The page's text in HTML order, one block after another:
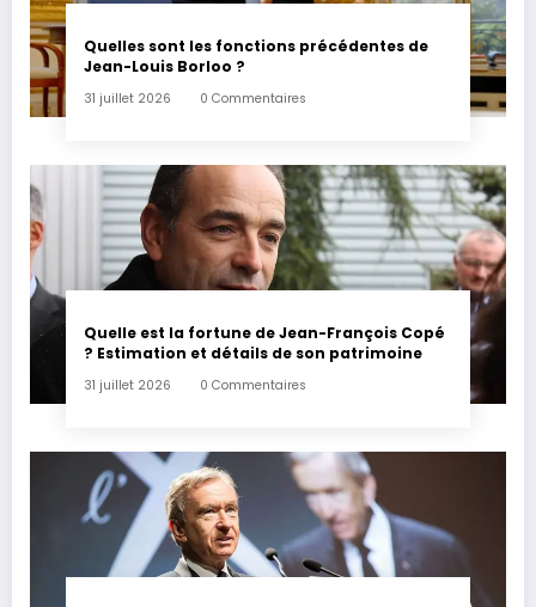
Quelles sont les fonctions précédentes de
Jean-Louis Borloo ?
31 juillet 2026 0 Commentaires
Quelle est la fortune de Jean-François Copé
? Estimation et détails de son patrimoine
31 juillet 2026 0 Commentaires